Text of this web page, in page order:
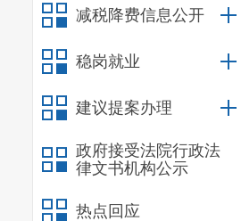
减税降费信息公开
稳岗就业
建议提案办理
政府接受法院行政法
律文书机构公示
热点回应